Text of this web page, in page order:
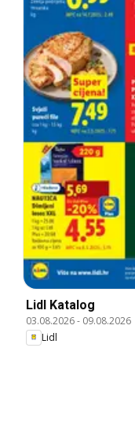
Lidl Katalog
03.08.2026- 09.08.2026
Lidl